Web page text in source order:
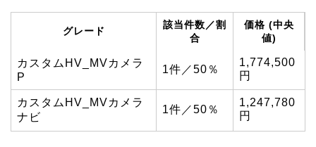
グレード
該当件数／割
合
価格 (中央
値)
カスタムHV_MVカメラ
P
1件／50％
1,774,500
円
カスタムHV_MVカメラ
ナビ
1件／50％
1,247,780
円